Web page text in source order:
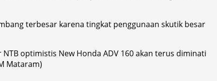
terbesar karena tingkat penggunaan skutik besar
optimistis New Honda ADV 160 akan terus diminati
Mataram)